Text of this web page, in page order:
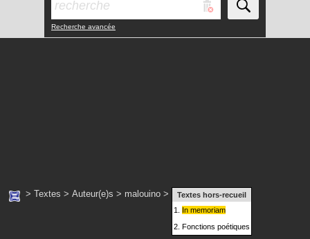
Recherche avancée
> Textes > Auteur(e)s > malouino >
Textes hors-recueil
1. In memoriam
2. Fonctions poétiques